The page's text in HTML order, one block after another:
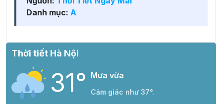
Danh mục: A
Thời tiết Hà Nội
31° Mưa vừa
Cảm giác như 37°.